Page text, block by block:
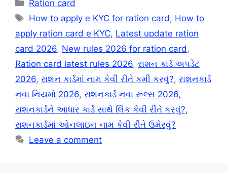
Ration card
Tags
How to apply e KYC for ration card, How to
apply ration card e KYC, Latest update ration
card 2026, New rules 2026 for ration card,
Ration card latest rules 2026, રાશન કાર્ડ અપડેટ
2026, રાશન કાર્ડમાં નામ કેવી રીતે કમી કરવું?, રાશનકાર્ડ
નવા નિયમો 2026, રાશનકાર્ડ નવા રૂલ્સ 2026,
રાશનકાર્ડને આધાર કાર્ડ સાથે લિંક કેવી રીતે કરવું?,
રાશનકાર્ડમાં ઓનલાઇન નામ કેવી રીતે ઉમેરવું?
Leave a comment